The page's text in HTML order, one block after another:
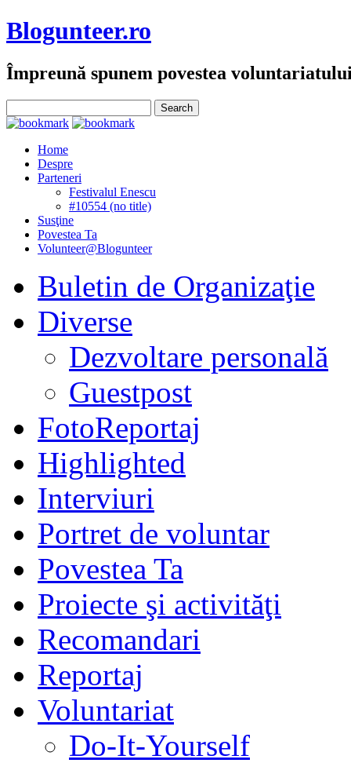
Blogunteer.ro
Împreună spunem povestea
Home
Despre
Parteneri
Festivalul Enescu
#10554 (no title)
Susţine
Povestea Ta
Volunteer@Blogunteer
Buletin de Organizaţie
Diverse
Dezvoltare personală
Guestpost
FotoReportaj
Highlighted
Interviuri
Portret de voluntar
Povestea Ta
Proiecte şi activităţi
Recomandari
Reportaj
Voluntariat
Do-It-Yourself